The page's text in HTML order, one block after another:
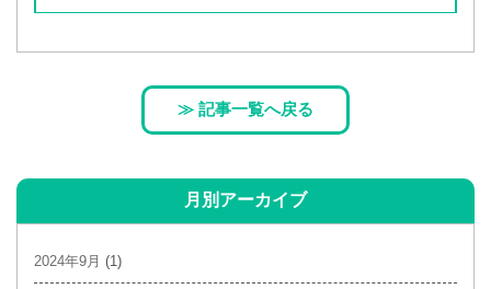
≫ 記事一覧へ戻る
月別アーカイブ
2024年9月 (1)